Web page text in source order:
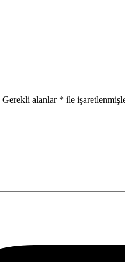
Gerekli alanlar * ile